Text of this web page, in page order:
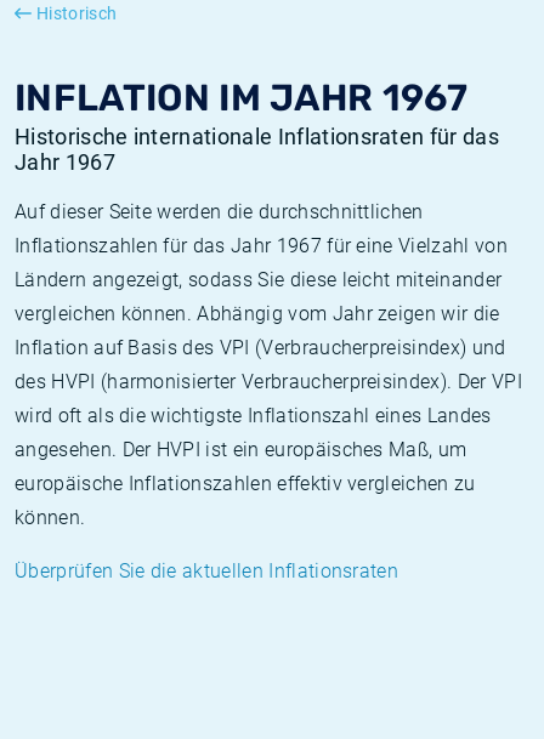
Historisch
INFLATION IM JAHR 1967
Historische internationale Inflationsraten für das
Jahr 1967
Auf dieser Seite werden die durchschnittlichen
Inflationszahlen für das Jahr 1967 für eine Vielzahl von
Ländern angezeigt, sodass Sie diese leicht miteinander
vergleichen können. Abhängig vom Jahr zeigen wir die
Inflation auf Basis des VPI (Verbraucherpreisindex) und
des HVPI (harmonisierter Verbraucherpreisindex). Der VPI
wird oft als die wichtigste Inflationszahl eines Landes
angesehen. Der HVPI ist ein europäisches Maß, um
europäische Inflationszahlen effektiv vergleichen zu
können.
Überprüfen Sie die aktuellen Inflationsraten
SONIA
Europäische inflation
Historische SONIA-Sätze